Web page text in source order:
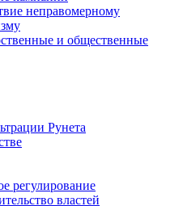
неправомерному
и общественные
Рунета
регулирование
властей